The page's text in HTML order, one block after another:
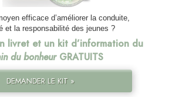
efficace d’améliorer la conduite,
et la responsabilité des jeunes ?
livret et un kit d’information du
du bonheurGRATUITS
DEMANDER LE KIT »